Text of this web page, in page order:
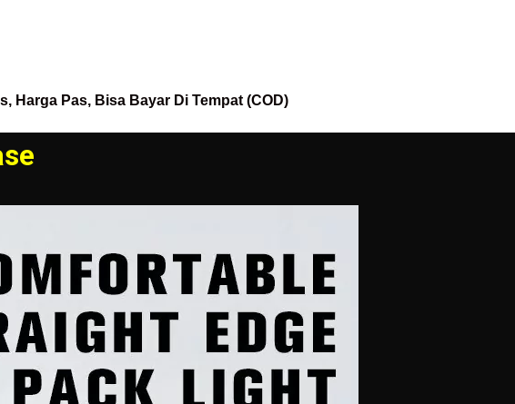
Harga Pas, Bisa Bayar Di Tempat (COD)